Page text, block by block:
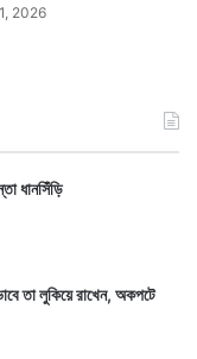
2026
ধানসিঁড়ি
তা লুকিয়ে রাখেন, অকপটে